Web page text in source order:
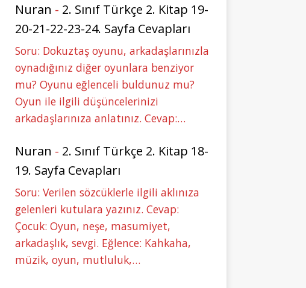
Nuran - 2. Sınıf Türkçe 2. Kitap 19-
20-21-22-23-24. Sayfa Cevapları
Soru: Dokuztaş oyunu, arkadaşlarınızla
oynadığınız diğer oyunlara benziyor
mu? Oyunu eğlenceli buldunuz mu?
Oyun ile ilgili düşüncelerinizi
arkadaşlarınıza anlatınız. Cevap:…
Nuran - 2. Sınıf Türkçe 2. Kitap 18-
19. Sayfa Cevapları
Soru: Verilen sözcüklerle ilgili aklınıza
gelenleri kutulara yazınız. Cevap:
Çocuk: Oyun, neşe, masumiyet,
arkadaşlık, sevgi. Eğlence: Kahkaha,
müzik, oyun, mutluluk,…